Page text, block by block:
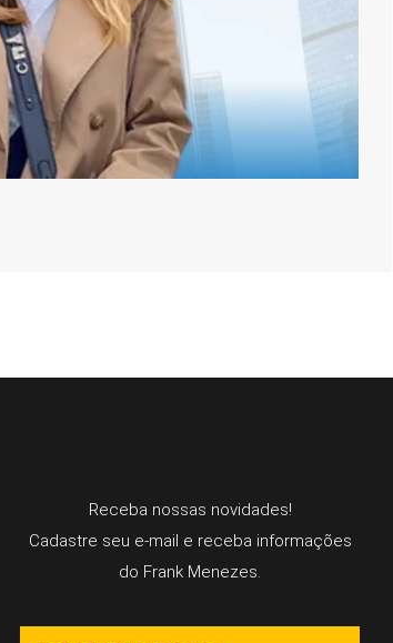
Receba nossas novidades!
Cadastre seu e-mail e receba informações
do Frank Menezes.